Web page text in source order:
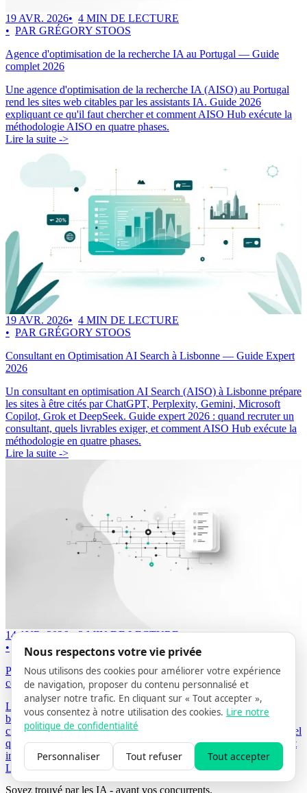
19 AVR. 2026
4 MIN DE LECTURE
PAR GRÉGORY STOOS
Agence d'optimisation de la recherche IA au Portugal — Guide
complet 2026
Une agence d'optimisation de la recherche IA (AISO) au Portugal
rend les sites web citables par les assistants IA. Guide 2026
expliquant ce qu'il faut chercher et comment AISO Hub exécute la
méthodologie AISO en quatre phases.
Lire la suite ->
19 AVR. 2026
4 MIN DE LECTURE
PAR GRÉGORY STOOS
Consultant en Optimisation AI Search à Lisbonne — Guide Expert
2026
Un consultant en optimisation AI Search (AISO) à Lisbonne prépare
les sites à être cités par ChatGPT, Perplexity, Gemini, Microsoft
Copilot, Grok et DeepSeek. Guide expert 2026 : quand recruter un
consultant, quels livrables exiger, et comment AISO Hub exécute la
méthodologie en quatre phases.
Lire la suite ->
14 AVR. 2026
3 MIN DE LECTURE
PAR GRÉGORY STOOS
Pourquoi la recherche IA remplace le SEO traditionnel (et ce que
cela signifie pour votre entreprise)
Les assistants IA répondent directement aux questions — sans liens
bleus, sans clics. Pour les entreprises qui ont construit leur
croissance sur la recherche organique, c'est un changement structurel
qui exige un nouveau manuel. Voici ce qui change et pourquoi c'est
important maintenant.
Lire la suite ->
Soyez trouvé par les IA - avant vos concurrents.
Nous respectons votre vie privée
Nous utilisons des cookies pour améliorer votre expérience
de navigation, proposer du contenu personnalisé et
analyser notre trafic. En cliquant sur « Tout accepter »,
vous consentez à notre utilisation des cookies. Lire notre
politique de confidentialité
Personnaliser Tout refuser Tout accepter